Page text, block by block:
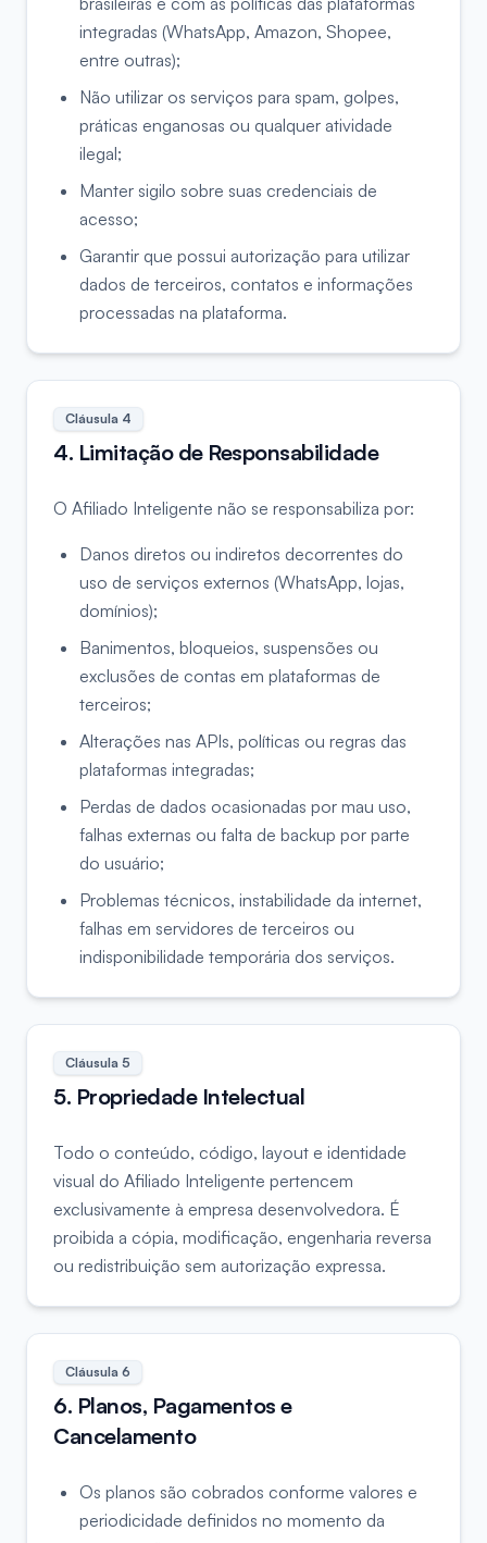
integradas (WhatsApp, Amazon, Shopee,
entre outras);
Não utilizar os serviços para spam, golpes,
práticas enganosas ou qualquer atividade
ilegal;
Manter sigilo sobre suas credenciais de
acesso;
Garantir que possui autorização para utilizar
dados de terceiros, contatos e informações
processadas na plataforma.
Cláusula 4
4. Limitação de Responsabilidade
O Afiliado Inteligente não se responsabiliza por:
Danos diretos ou indiretos decorrentes do
uso de serviços externos (WhatsApp, lojas,
domínios);
Banimentos, bloqueios, suspensões ou
exclusões de contas em plataformas de
terceiros;
Alterações nas APIs, políticas ou regras das
plataformas integradas;
Perdas de dados ocasionadas por mau uso,
falhas externas ou falta de backup por parte
do usuário;
Problemas técnicos, instabilidade da internet,
falhas em servidores de terceiros ou
indisponibilidade temporária dos serviços.
Cláusula 5
5. Propriedade Intelectual
Todo o conteúdo, código, layout e identidade
visual do Afiliado Inteligente pertencem
exclusivamente à empresa desenvolvedora. É
proibida a cópia, modificação, engenharia reversa
ou redistribuição sem autorização expressa.
Cláusula 6
6. Planos, Pagamentos e
Cancelamento
Os planos são cobrados conforme valores e
periodicidade definidos no momento da